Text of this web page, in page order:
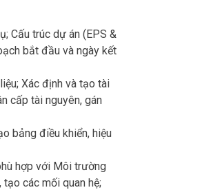
Cấu trúc dự án (EPS &
bắt đầu và ngày kết
Xác định và tạo tài
cấp tài nguyên, gán
bảng điều khiển, hiệu
hợp với Môi trường
các mối quan hệ;